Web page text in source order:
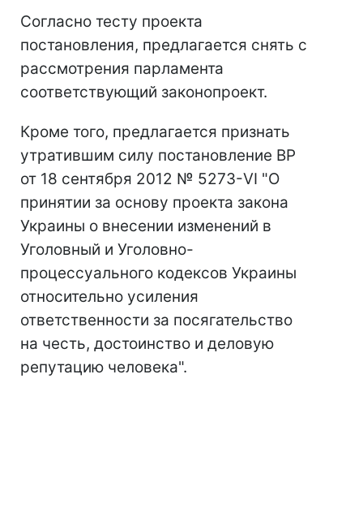
Согласно тесту проекта
постановления, предлагается снять с
рассмотрения парламента
соответствующий законопроект.
Кроме того, предлагается признать
утратившим силу постановление ВР
от 18 сентября 2012 № 5273-VI "О
принятии за основу проекта закона
Украины о внесении изменений в
Уголовный и Уголовно-
процессуального кодексов Украины
относительно усиления
ответственности за посягательство
на честь, достоинство и деловую
репутацию человека".